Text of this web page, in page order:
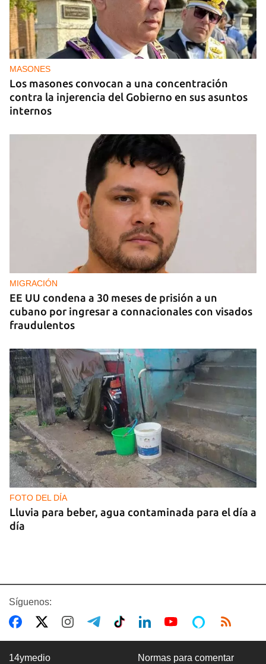
MIAMI
La hija de un diplomático castrista expulsado de
EE UU en 2003 está bajo custodia del ICE
MASONES
Los masones convocan a una concentración
contra la injerencia del Gobierno en sus asuntos
internos
MIGRACIÓN
EE UU condena a 30 meses de prisión a un
cubano por ingresar a connacionales con visados
fraudulentos
FOTO DEL DÍA
Lluvia para beber, agua contaminada para el día a
día
Síguenos:
14ymedio Normas para comentar